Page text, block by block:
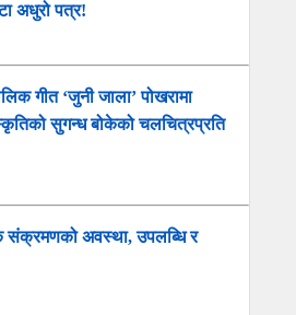
अधुरो पत्र!
गीत ‘जुनी जाला’ पोखरामा
सुगन्ध बोकेको चलचित्रप्रति
संक्रमणको अवस्था, उपलब्धि र